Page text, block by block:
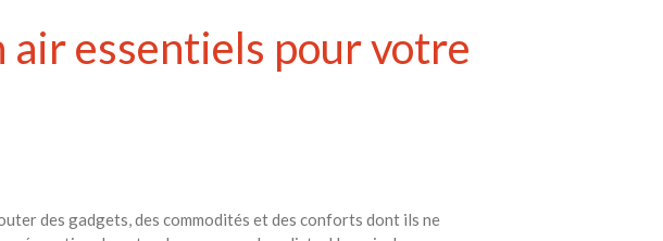
air essentiels pour votre
des gadgets, des commodités et des conforts dont ils ne